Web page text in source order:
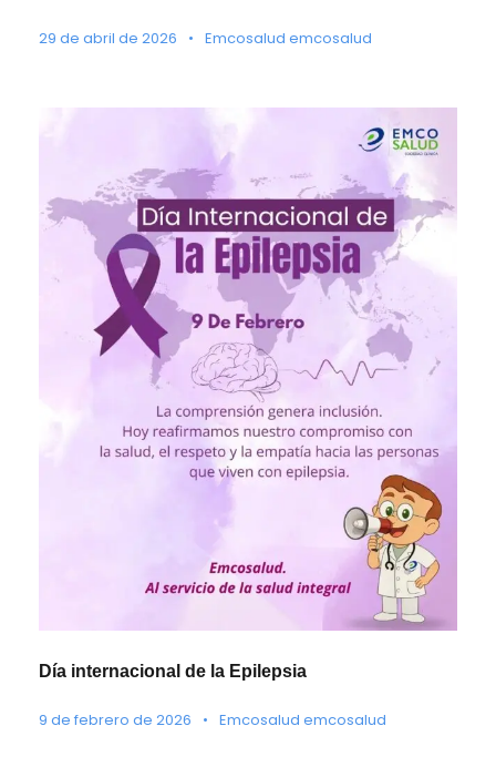
29 de abril de 2026 • Emcosalud emcosalud
Día internacional de la Epilepsia
9 de febrero de 2026 • Emcosalud emcosalud